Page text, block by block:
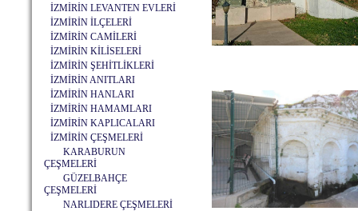
İZMİRİN LEVANTEN EVLERİ
İZMİRİN İLÇELERİ
İZMİRİN CAMİLERİ
İZMİRİN KİLİSELERİ
İZMİRİN ŞEHİTLİKLERİ
İZMİRİN ANITLARI
İZMİRİN HANLARI
İZMİRİN HAMAMLARI
İZMİRİN KAPLICALARI
İZMİRİN ÇEŞMELERİ
KARABURUN
ÇEŞMELERİ
GÜZELBAHÇE
ÇEŞMELERİ
NARLIDERE ÇEŞMELERİ